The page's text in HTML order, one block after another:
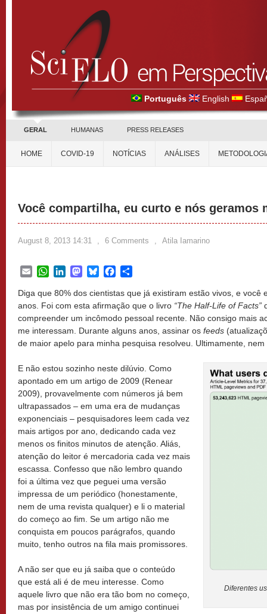
Português English
GERAL HUMANAS PRESS RELEASES
HOME COVID-19 NOTÍCIAS ANÁLISES
Você compartilha, eu curto e nós geramos
August 8, 2013 14:31 , 6 Comments , Atila Iamarino
EmailWhatsApp
LinkedInMastodon
BlueskyFacebook
Diga que 80% dos cientistas que já existiram estão vivos, e você
anos. Foi com esta afirmação que o livro “The Half-Life of Facts”
compreender um incômodo pessoal recente. Não consigo mais
me interessam. Durante alguns anos, assinar os feeds
de maior apelo para minha pesquisa resolveu. Ultimamente, nem
Diferentes
​E não estou sozinho neste dilúvio. Como
apontado em um artigo de 2009 (Renear
2009), provavelmente com números já bem
ultrapassados – em uma era de mudanças
exponenciais – pesquisadores leem cada vez
mais artigos por ano, dedicando cada vez
menos os finitos minutos de atenção. Aliás,
atenção do leitor é mercadoria cada vez mais
escassa. Confesso que não lembro quando
foi a última vez que peguei uma versão
impressa de um periódico (honestamente,
nem de uma revista qualquer) e li o material
do começo ao fim. Se um artigo não me
conquista em poucos parágrafos, quando
muito, tenho outros na fila mais promissores.
​A não ser que eu já saiba que o conteúdo
que está ali é de meu interesse. Como
aquele livro que não era tão bom no começo,
mas por insistência de um amigo continuei